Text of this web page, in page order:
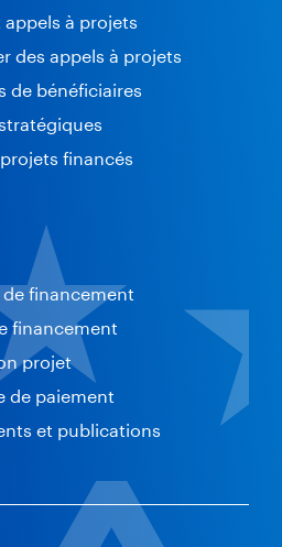
à projets
des appels à projets
de bénéficiaires
financés
financement
financement
projet
de paiement
et publications